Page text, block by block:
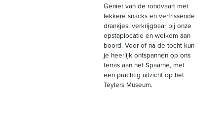
Geniet van de rondvaart met
lekkere snacks en verfrissende
drankjes, verkrijgbaar bij onze
opstaplocatie en welkom aan
boord. Voor of na de tocht kun
je heerlijk ontspannen op ons
terras aan het Spaarne, met
een prachtig uitzicht op het
Teylers Museum.